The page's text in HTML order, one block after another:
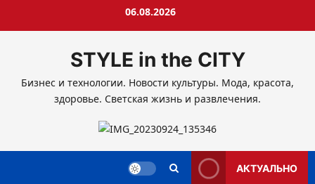
06.08.2026
STYLE in the CITY
Бизнес и технологии. Новости культуры. Мода, красота,
здоровье. Светская жизнь и развлечения.
АКТУАЛЬНО